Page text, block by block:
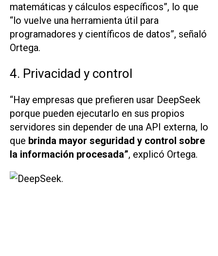
matemáticas y cálculos específicos”, lo que
“lo vuelve una herramienta útil para
programadores y científicos de datos”, señaló
Ortega.
4. Privacidad y control
“Hay empresas que prefieren usar DeepSeek
porque pueden ejecutarlo en sus propios
servidores sin depender de una API externa, lo
que brinda mayor seguridad y control sobre
la información procesada”, explicó Ortega.